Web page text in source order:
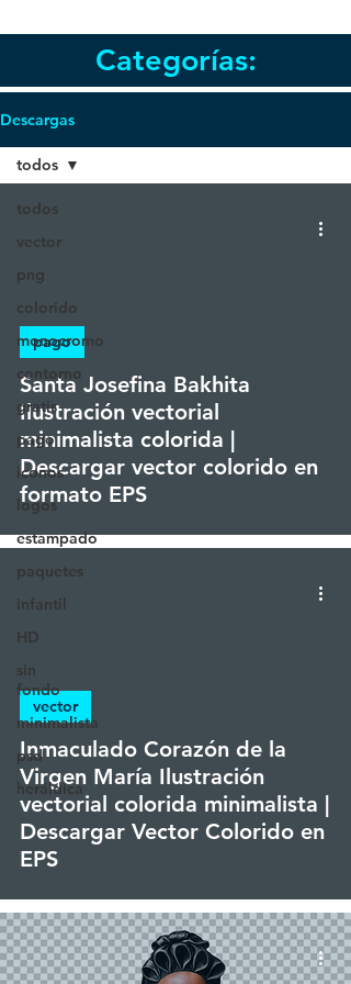
Categorías:
Descargas
todos
vector
png
colorido
monocromo
contorno
gratis
pago
iconos
logos
estampado
paquetes
infantil
HD
sin
fondo
minimalista
psd
heráldica
todos
Santa Josefina Bakhita
Ilustración vectorial
minimalista colorida |
Descargar vector colorido en
formato EPS
pago
Inmaculado Corazón de la
Virgen María Ilustración
vectorial colorida minimalista |
Descargar Vector Colorido en
EPS
vector